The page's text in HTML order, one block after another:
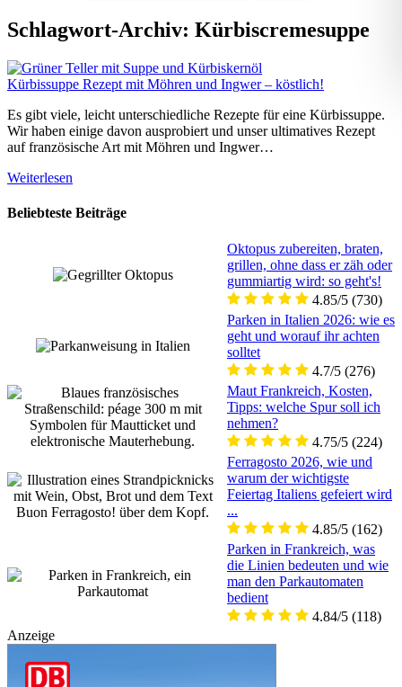
Schlagwort-Archiv: Kürbiscremesuppe
Kürbissuppe Rezept mit Möhren und Ingwer – köstlich!
Es gibt viele, leicht unterschiedliche Rezepte für eine Kürbissuppe.
Wir haben einige davon ausprobiert und unser ultimatives Rezept
auf französische Art mit Möhren und Ingwer…
Weiterlesen
Beliebteste Beiträge
Oktopus zubereiten, braten,
grillen, ohne dass er zäh oder
gummiartig wird: so geht's!
4.85/5 (730)
Parken in Italien 2026: wie es
geht und worauf ihr achten
solltet
4.7/5 (276)
Maut Frankreich, Kosten,
Tipps: welche Spur soll ich
nehmen?
4.75/5 (224)
Ferragosto 2026, wie und
warum der wichtigste
Feiertag Italiens gefeiert wird
...
4.85/5 (162)
Parken in Frankreich, was
die Linien bedeuten und wie
man den Parkautomaten
bedient
4.84/5 (118)
Anzeige